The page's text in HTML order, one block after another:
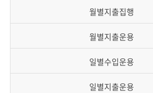
정
월별지출집행
월별지출운용
일별수입운용
일별지출운용